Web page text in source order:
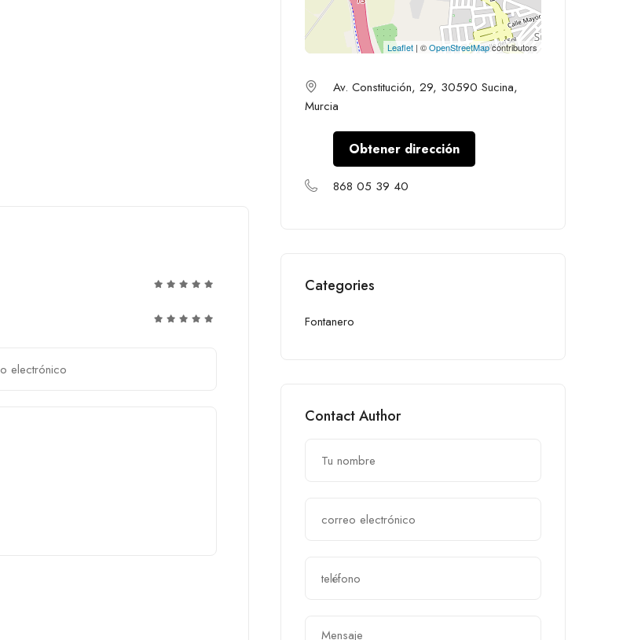
Leaflet| ©OpenStreetMapcontributors
Av. Constitución, 29, 30590 Sucina,
Murcia
Obtener dirección
868 05 39 40
Categories
Fontanero
Contact Author